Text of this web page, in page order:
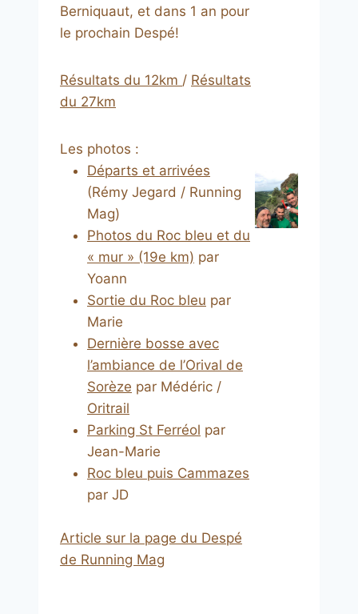
Berniquaut, et dans 1 an pour
le prochain Despé!
Résultats du 12km / Résultats
du 27km
Les photos :
Départs et arrivées
(Rémy Jegard / Running
Mag)
Photos du Roc bleu et du
« mur » (19e km) par
Yoann
Sortie du Roc bleu par
Marie
Dernière bosse avec
l’ambiance de l’Orival de
Sorèze par Médéric /
Oritrail
Parking St Ferréol par
Jean-Marie
Roc bleu puis Cammazes
par JD
Article sur la page du Despé
de Running Mag